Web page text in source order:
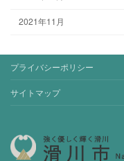
2021年11月
プライバシーポリシー
サイトマップ